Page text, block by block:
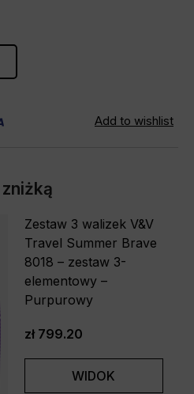
Zestaw 3 walizek V&V
Travel Summer Brave
8018 – zestaw 3-
elementowy –
Purpurowy
zł 799.20
WIDOK